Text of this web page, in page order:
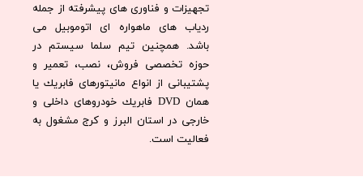
تجهیزات و فناوری های پیشرفته از جمله
ردیاب های ماهواره ای اتوموبیل می
باشد. همچنين تيم سلما سيستم در
حوزه تخصصی فروش، نصب، تعمير و
پشتيبانی از انواع مانيتورهای فابريك يا
همان DVD فابريك خودروهای داخلی و
خارجی در استان البرز و كرج مشغول به
فعاليت است.​​​​​​​